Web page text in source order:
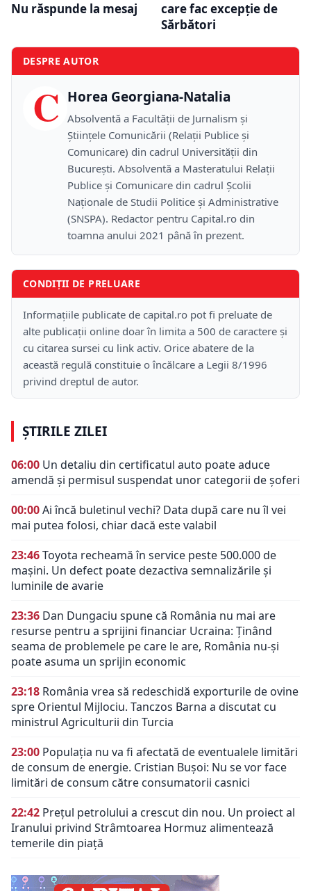
Nu răspunde la mesaj
care fac excepție de
Sărbători
DESPRE AUTOR
C Horea Georgiana-Natalia
Absolventă a Facultății de Jurnalism și
Științele Comunicării (Relații Publice și
Comunicare) din cadrul Universității din
București. Absolventă a Masteratului Relații
Publice și Comunicare din cadrul Școlii
Naţionale de Studii Politice și Administrative
(SNSPA). Redactor pentru Capital.ro din
toamna anului 2021 până în prezent.
CONDIȚII DE PRELUARE
Informațiile publicate de capital.ro pot fi preluate de
alte publicații online doar în limita a 500 de caractere și
cu citarea sursei cu link activ. Orice abatere de la
această regulă constituie o încălcare a Legii 8/1996
privind dreptul de autor.
ȘTIRILE ZILEI
06:00 Un detaliu din certificatul auto poate aduce
amendă și permisul suspendat unor categorii de șoferi
00:00Ai încă buletinul vechi? Data după care nu îl vei
mai putea folosi, chiar dacă este valabil
23:46Toyota recheamă în service peste 500.000 de
mașini. Un defect poate dezactiva semnalizările și
luminile de avarie
23:36 Dan Dungaciu spune că România nu mai are
resurse pentru a sprijini financiar Ucraina: Ținând
seama de problemele pe care le are, România nu-și
poate asuma un sprijin economic
23:18 România vrea să redeschidă exporturile de ovine
spre Orientul Mijlociu. Tanczos Barna a discutat cu
ministrul Agriculturii din Turcia
23:00 Populația nu va fi afectată de eventualele limitări
de consum de energie. Cristian Bușoi: Nu se vor face
limitări de consum către consumatorii casnici
22:42 Prețul petrolului a crescut din nou. Un proiect al
Iranului privind Strâmtoarea Hormuz alimentează
temerile din piață